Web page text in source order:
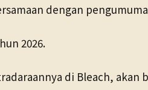
dengan
2026.
di Bleach,